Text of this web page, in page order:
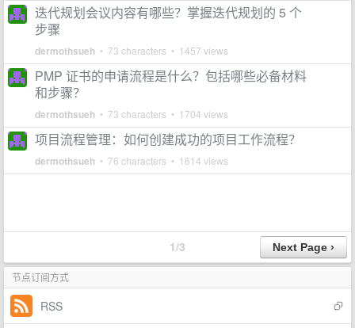
迭代规划会议内容有哪些？掌握迭代规划的 5 个
步骤
dermothsueh • 73 characters • 1457 views
PMP 证书的申请流程是什么？包括哪些必备材料
和步骤？
dermothsueh • 73 characters • 1704 views
项目流程管理：如何创建成功的项目工作流程？
dermothsueh • 76 characters • 1614 views
1/3
节点订阅方式
RSS